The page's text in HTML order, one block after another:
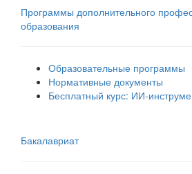
Программы дополнительного
образования
Образовательные программы
Нормативные документы
Бесплатный курс:
Бакалавриат